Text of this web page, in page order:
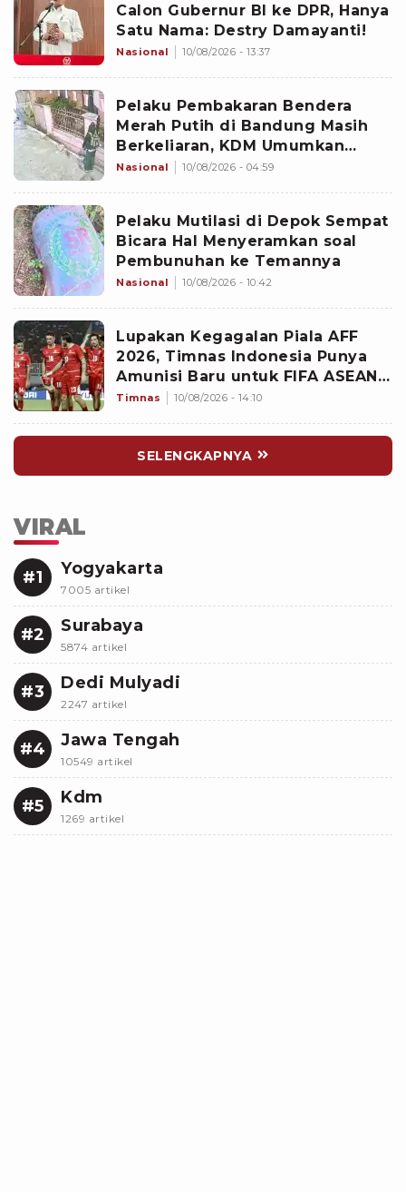
Calon Gubernur BI ke DPR, Hanya
Satu Nama: Destry Damayanti!
Nasional 10/08/2026 - 13:37
Pelaku Pembakaran Bendera
Merah Putih di Bandung Masih
Berkeliaran, KDM Umumkan
Sayembara Berhadiah
Nasional 10/08/2026 - 04:59
Pelaku Mutilasi di Depok Sempat
Bicara Hal Menyeramkan soal
Pembunuhan ke Temannya
Nasional 10/08/2026 - 10:42
Lupakan Kegagalan Piala AFF
2026, Timnas Indonesia Punya
Amunisi Baru untuk FIFA ASEAN
Cup, Siapa?
Timnas 10/08/2026 - 14:10
SELENGKAPNYA
VIRAL
#1 Yogyakarta
7005 artikel
#2 Surabaya
5874 artikel
#3 Dedi Mulyadi
2247 artikel
#4 Jawa Tengah
10549 artikel
#5 Kdm
1269 artikel